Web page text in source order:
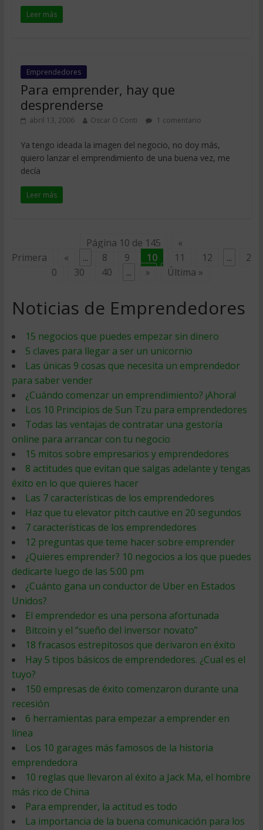
Leer más
Emprendedores
Para emprender, hay que
desprenderse
abril 13, 2006 Oscar O Conti 1 comentario
Ya tengo ideada la imagen del negocio, no doy más,
quiero lanzar el emprendimiento de una buena vez, me
decía
Leer más
Página 10 de 145
«
Primera
« ... 8 9 10 11 12 ...
2
0
30 40 ... » Última »
Noticias de Emprendedores
15 negocios que puedes empezar sin dinero
5 claves para llegar a ser un unicornio
Las únicas 9 cosas que necesita un emprendedor
para saber vender
¿Cuándo comenzar un emprendimiento? ¡Ahora!
Los 10 Principios de Sun Tzu para emprendedores
Todas las ventajas de contratar una gestoría
online para arrancar con tu negocio
15 mitos sobre empresarios y emprendedores
8 actitudes que evitan que salgas adelante y tengas
éxito en lo que quieres hacer
Las 7 características de los emprendedores
Haz que tu elevator pitch cautive en 20 segundos
7 características de los emprendedores
12 preguntas que teme hacer sobre emprender
¿Quieres emprender? 10 negocios a los que puedes
dedicarte luego de las 5:00 pm
¿Cuánto gana un conductor de Uber en Estados
Unidos?
El emprendedor es una persona afortunada
Bitcoin y el “sueño del inversor novato”
18 fracasos estrepitosos que derivaron en éxito
Hay 5 tipos básicos de emprendedores. ¿Cual es el
tuyo?
150 empresas de éxito comenzaron durante una
recesión
6 herramientas para empezar a emprender en
línea
Los 10 garages más famosos de la historia
emprendedora
10 reglas que llevaron al éxito a Jack Ma, el hombre
más rico de China
Para emprender, la actitud es todo
La importancia de la buena comunicación para los